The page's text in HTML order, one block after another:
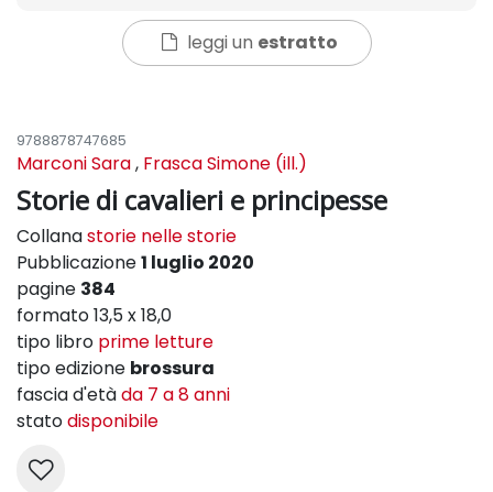
leggi un estratto
9788878747685
Marconi Sara, Frasca Simone (ill.)
Storie di cavalieri e principesse
Collanastorie nelle storie
Pubblicazione1 luglio 2020
pagine 384
formato 13,5 x 18,0
tipo libro prime letture
tipo edizione brossura
fascia d'etàda 7 a 8 anni
statodisponibile